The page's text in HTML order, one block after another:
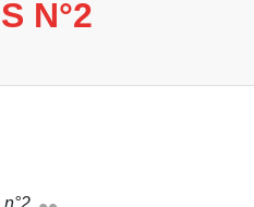
N°2